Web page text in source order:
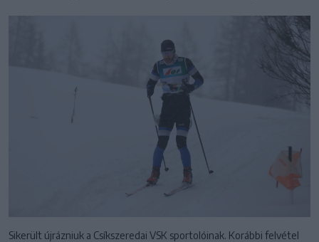
Sikerült újrázniuk a Csíkszeredai VSK sportolóinak. Korábbi felvétel